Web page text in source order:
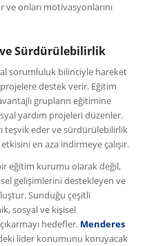
onları motivasyonlarını
Sürdürülebilirlik
sorumluluk bilinciyle hareket
destek verir. Eğitim
grupların eğitimine
yardım projeleri düzenler.
teşvik eder ve sürdürülebilirlik
en aza indirmeye çalışır.
eğitim kurumu olarak değil,
gelişimlerini destekleyen ve
Sunduğu çeşitli
sosyal ve kişisel
hedefler. Menderes
lider konumunu koruyacak